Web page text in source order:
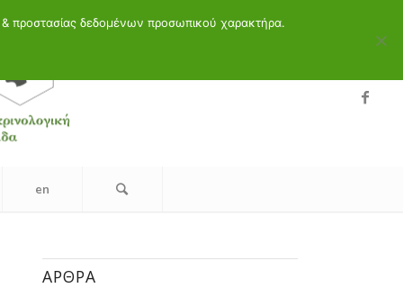
en
ΆΡΘΡΑ
προστασίας δεδομένων προσωπικού χαρακτήρα.